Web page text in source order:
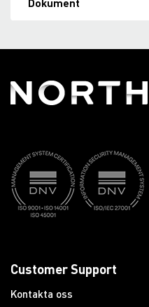
Dokument
Customer Support
Kontakta oss